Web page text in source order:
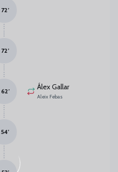
72’
72’
Álex Gallar
Aleix Febas
62’
54’